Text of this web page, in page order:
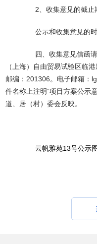
2、收集意见的截止
公示和收集意见的时
四、收集意见信函请
（上海）自由贸易试验区临
邮编：201306。电子邮箱：
件名称上注明“项目方案公示
道、居（村）委会反映。
云帆雅苑13号公示